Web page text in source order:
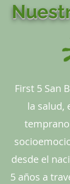
First 5 San
la salud,
desde el
5 años a